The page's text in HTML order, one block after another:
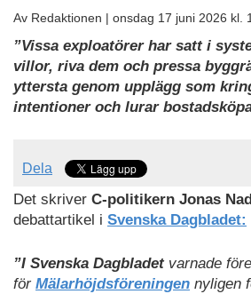
Av Redaktionen | onsdag 17 juni 2026 kl.
”Vissa exploatörer har satt i
villor, riva dem och pressa
yttersta genom upplägg som
intentioner och lurar
Dela
Det skriver C-politikern Jonas
debattartikel i Svenska Dagbladet:
”I Svenska Dagbladet varnade
för Mälarhöjdsföreningen nyligen